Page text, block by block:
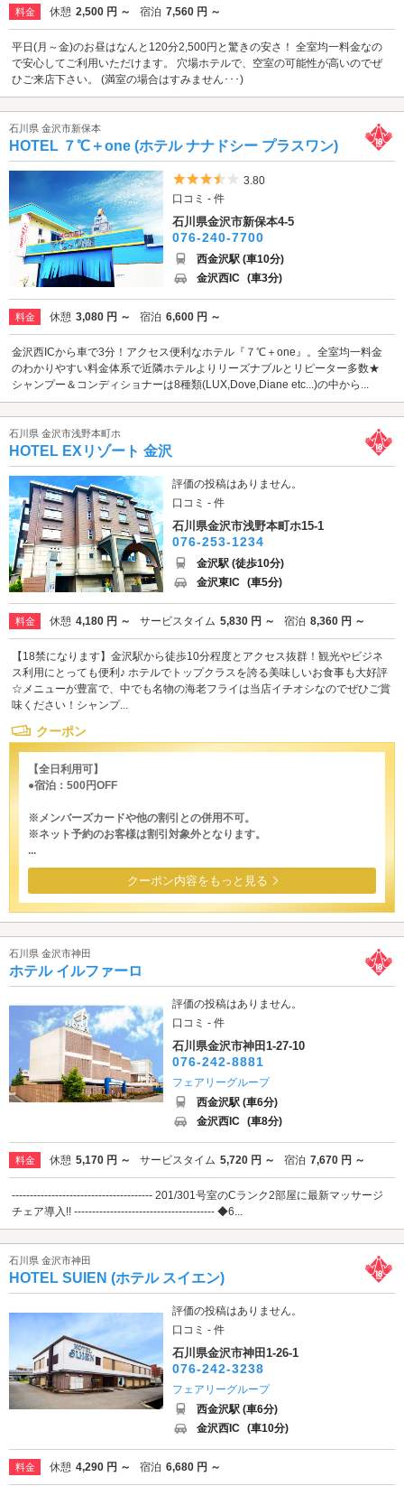
料金 休憩 2,500 円 ～ 宿泊 7,560 円 ～
平日(月～金)のお昼はなんと120分2,500円と驚きの安さ！ 全室均一料金なの
で安心してご利用いただけます。 穴場ホテルで、空室の可能性が高いのでぜ
ひご来店下さい。 (満室の場合はすみません･･･)
石川県 金沢市新保本
HOTEL ７℃＋one (ホテル ナナドシー プラスワン)
5つ星のうち3.5
3.80
口コミ - 件
石川県金沢市新保本4-5
076-240-7700
西金沢駅 (車10分)
金沢西IC (車3分)
料金 休憩 3,080 円 ～ 宿泊 6,600 円 ～
金沢西ICから車で3分！アクセス便利なホテル『７℃＋one』。全室均一料金
のわかりやすい料金体系で近隣ホテルよりリーズナブルとリピーター多数★
シャンプー＆コンディショナーは8種類(LUX,Dove,Diane etc...)の中から...
石川県 金沢市浅野本町ホ
HOTEL EXリゾート 金沢
評価の投稿はありません。
口コミ - 件
石川県金沢市浅野本町ホ15-1
076-253-1234
金沢駅 (徒歩10分)
金沢東IC (車5分)
料金 休憩 4,180 円 ～ サービスタイム 5,830 円 ～ 宿泊 8,360 円 ～
【18禁になります】金沢駅から徒歩10分程度とアクセス抜群！観光やビジネ
ス利用にとっても便利♪ ホテルでトップクラスを誇る美味しいお食事も大好評
☆メニューが豊富で、中でも名物の海老フライは当店イチオシなのでぜひご賞
味ください！シャンプ...
クーポン
【全日利用可】
●宿泊：500円OFF
※メンバーズカードや他の割引との併用不可。
※ネット予約のお客様は割引対象外となります。
...
クーポン内容をもっと見る
石川県 金沢市神田
ホテル イルファーロ
評価の投稿はありません。
口コミ - 件
石川県金沢市神田1-27-10
076-242-8881
フェアリーグループ
西金沢駅 (車6分)
金沢西IC (車8分)
料金 休憩 5,170 円 ～ サービスタイム 5,720 円 ～ 宿泊 7,670 円 ～
--------------------------------------- 201/301号室のCランク2部屋に最新マッサージ
チェア導入!! --------------------------------------- ◆6...
石川県 金沢市神田
HOTEL SUIEN (ホテル スイエン)
評価の投稿はありません。
口コミ - 件
石川県金沢市神田1-26-1
076-242-3238
フェアリーグループ
西金沢駅 (車6分)
金沢西IC (車10分)
料金 休憩 4,290 円 ～ 宿泊 6,680 円 ～